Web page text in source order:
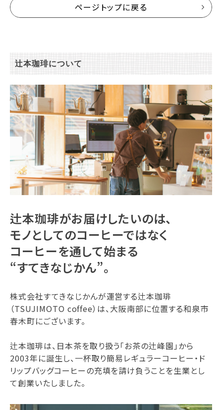
ページトップに戻る
辻本珈琲について
辻本珈琲がお届けしたいのは、
モノとしてのコーヒーではなく
コーヒーを通して始まる
“すてきなじかん”。
株式会社すてきなじかんが運営する辻本珈琲
（TSUJIMOTO coffee）は、大阪南部に位置する和泉市
春木町にございます。
辻本珈琲は、日本茶を取り扱う「お茶の辻峰園」から
2003年に誕生し、一杯取り簡易レギュラーコーヒー・ド
リップバッグコーヒーの充填を請け負うことを生業とし
て創業いたしました。